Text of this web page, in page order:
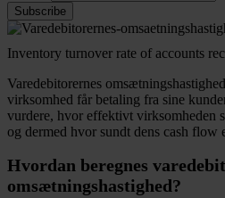
Subscribe
Inventory turnover rate of accounts
Varedebitorernes
virksomhed får betaling fra sine
vurdere, hvor effektivt virksomheden
og dermed hvor sundt dens cash flow
Hvordan beregnes
omsætningshastighed?